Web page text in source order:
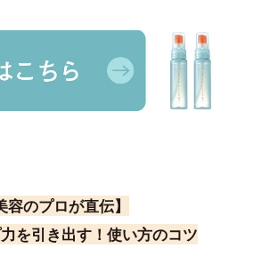
容のプロが直伝】
を引き出す！使い方のコツ